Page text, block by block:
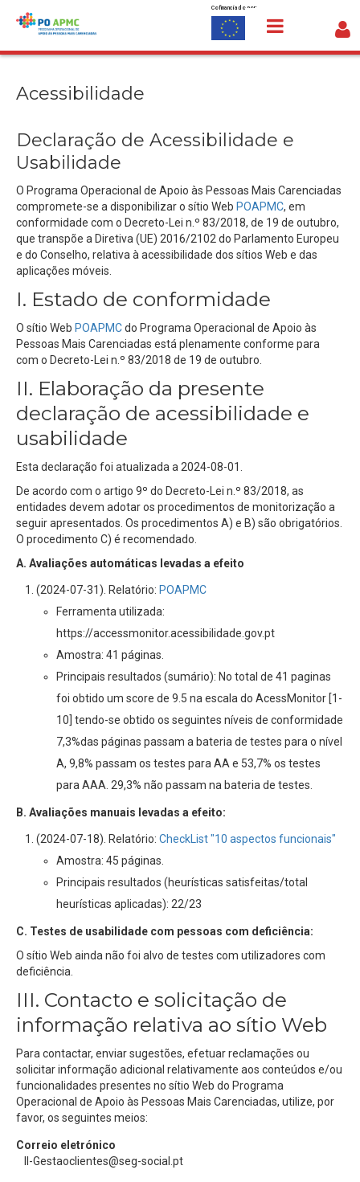
Saltar para o conteúdo
Cofinanciado por:
Acessibilidade
Declaração de Acessibilidade e
Usabilidade
O Programa Operacional de Apoio às Pessoas Mais Carenciadas
compromete-se a disponibilizaro sítio Web POAPMC, em
conformidade com o Decreto-Lei n.º 83/2018, de 19 de outubro,
que transpõe a Diretiva (UE) 2016/2102 do Parlamento Europeu
e do Conselho, relativa à acessibilidade dos sítios Web e das
aplicações móveis.
I. Estado de conformidade
O sítio Web POAPMCdo Programa Operacional de Apoio às
Pessoas Mais Carenciadas está plenamente conforme para
com o Decreto-Lei n.º 83/2018 de 19 de outubro.
II. Elaboração da presente
declaração de acessibilidade e
usabilidade
Esta declaração foi atualizada a 2024-08-01
De acordo com o artigo 9º do Decreto-Lei n.º 83/2018, as
entidades devem adotar os procedimentos de monitorização a
seguir apresentados. Os procedimentos A) e B) são obrigatórios.
O procedimento C) é recomendado.
A. Avaliações automáticas levadas a efeito
(2024-07-31). Relatório: POAPMC
Ferramenta utilizada:
https://accessmonitor.acessibilidade.gov.pt
Amostra: 41 páginas.
Principais resultados (sumário): No total de 41 paginas
foi obtido um score de 9.5 na escala do AcessMonitor [1-
10] tendo-se obtido os seguintes níveis de conformidade
7,3%das páginas passam a bateria de testes para o nível
A, 9,8% passam os testes para AA e 53,7% os testes
para AAA. 29,3% não passam na bateria de testes.
B. Avaliações manuais levadas a efeito:
(2024-07-18). Relatório: CheckList "10 aspectos funcionais"
Amostra: 45 páginas.
Principais resultados (heurísticas satisfeitas/total
heurísticas aplicadas): 22/23
C. Testes de usabilidade com pessoas com deficiência:
O sítio Web ainda não foi alvo de testes com utilizadores com
deficiência.
III. Contacto e solicitação de
informação relativa ao sítio Web
Para contactar, enviar sugestões, efetuar reclamações ou
solicitar informação adicional relativamente aos conteúdos e/ou
funcionalidades presentes no sítio Web do Programa
Operacional de Apoio às Pessoas Mais Carenciadas, utilize, por
favor, os seguintes meios:
Correio eletrónico
II-Gestaoclientes@seg-social.pt